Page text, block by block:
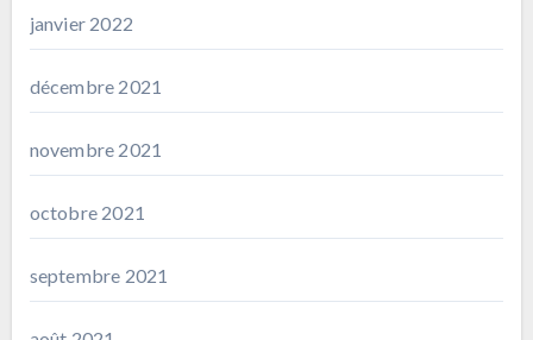
janvier 2022
décembre 2021
novembre 2021
octobre 2021
septembre 2021